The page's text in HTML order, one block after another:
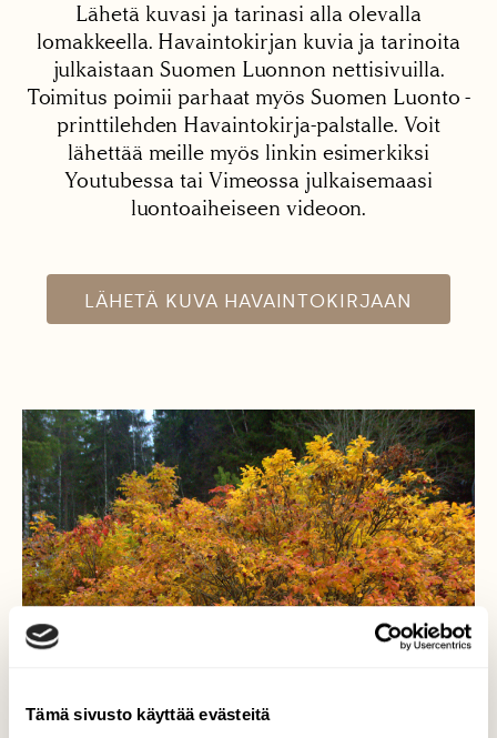
Tämä sivusto käyttää evästeitä
Lähetä kuvasi ja tarinasi alla olevalla
lomakkeella. Havaintokirjan kuvia ja tarinoita
julkaistaan Suomen Luonnon nettisivuilla.
Toimitus poimii parhaat myös Suomen Luonto -
printtilehden Havaintokirja-palstalle. Voit
lähettää meille myös linkin esimerkiksi
Youtubessa tai Vimeossa julkaisemaasi
luontoaiheiseen videoon.
LÄHETÄ KUVA HAVAINTOKIRJAAN